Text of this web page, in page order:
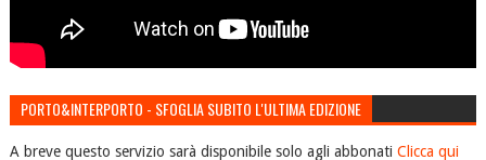
PORTO&INTERPORTO - SFOGLIA SUBITO L'ULTIMA EDIZIONE
A breve questo servizio sarà disponibile solo agli abbonati Clicca qui